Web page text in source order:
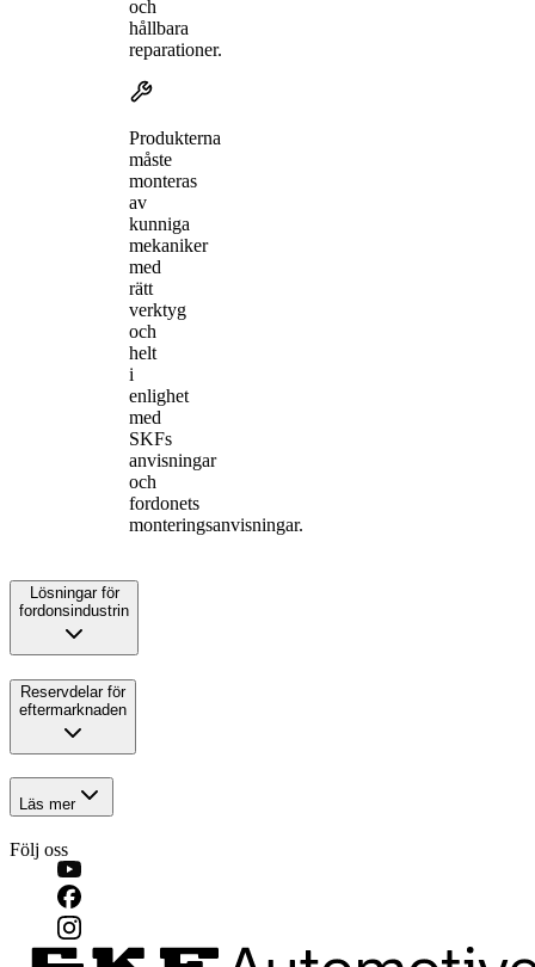
och
hållbara
reparationer.
Produkterna
måste
monteras
av
kunniga
mekaniker
med
rätt
verktyg
och
helt
i
enlighet
med
SKFs
anvisningar
och
fordonets
monteringsanvisningar.
Lösningar för
fordonsindustrin
Reservdelar för
eftermarknaden
Läs mer
Följ oss